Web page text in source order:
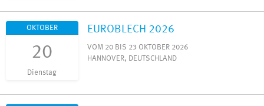
OKTOBER
20
Dienstag
EUROBLECH 2026
VOM 20 BIS 23 OKTOBER 2026
HANNOVER, DEUTSCHLAND